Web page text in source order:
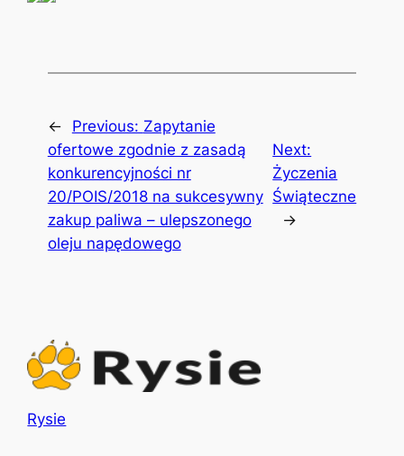
← Previous: Zapytanie
ofertowe zgodnie z zasadą
konkurencyjności nr
20/POIS/2018 na sukcesywny
zakup paliwa – ulepszonego
oleju napędowego
Next:
Życzenia
Świąteczne
→
Rysie